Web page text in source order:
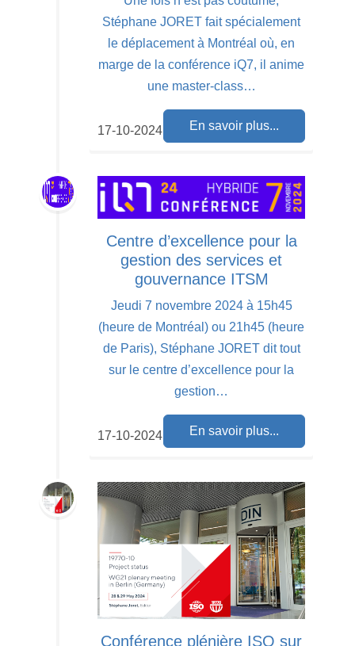
Stéphane JORET fait spécialement
le déplacement à Montréal où, en
marge de la conférence iQ7, il anime
une master-class…
En savoir plus...
17-10-2024
Centre d’excellence pour la
gestion des services et
gouvernance ITSM
Jeudi 7 novembre 2024 à 15h45
(heure de Montréal) ou 21h45 (heure
de Paris), Stéphane JORET dit tout
sur le centre d’excellence pour la
gestion…
En savoir plus...
17-10-2024
Conférence plénière ISO sur